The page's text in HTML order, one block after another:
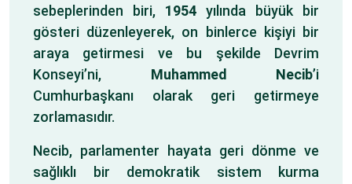
sebeplerinden biri, 1954 yılında büyük bir
gösteri düzenleyerek, on binlerce kişiyi bir
araya getirmesi ve bu şekilde Devrim
Konseyi’ni, Muhammed Necib’i
Cumhurbaşkanı olarak geri getirmeye
zorlamasıdır.
Necib, parlamenter hayata geri dönme ve
sağlıklı bir demokratik sistem kurma